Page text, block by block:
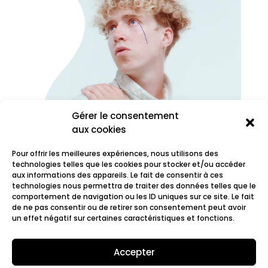
Gérer le consentement
aux cookies
Pour offrir les meilleures expériences, nous utilisons des
technologies telles que les cookies pour stocker et/ou accéder
aux informations des appareils. Le fait de consentir à ces
technologies nous permettra de traiter des données telles que le
comportement de navigation ou les ID uniques sur ce site. Le fait
de ne pas consentir ou de retirer son consentement peut avoir
un effet négatif sur certaines caractéristiques et fonctions.
Accepter
Oscar les vacances